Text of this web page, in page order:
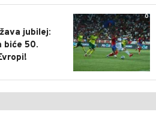
0
jubilej:
biće 50.